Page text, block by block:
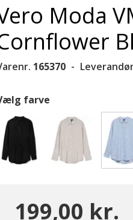
Moda
165370
farve
199,00 kr.